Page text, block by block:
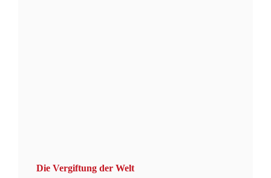
Die Vergiftung der Welt